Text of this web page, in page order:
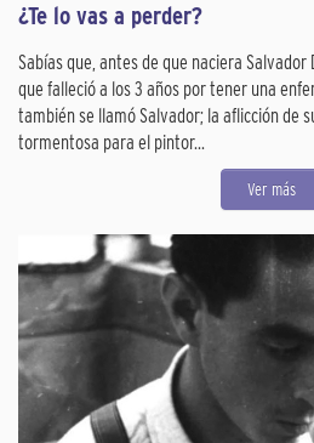
¿Te lo vas a perder?
Sabías que, antes de que naciera
que falleció a los 3 años por tener una
también se llamó Salvador; la aflicción de
tormentosa para el pintor...
Ver más